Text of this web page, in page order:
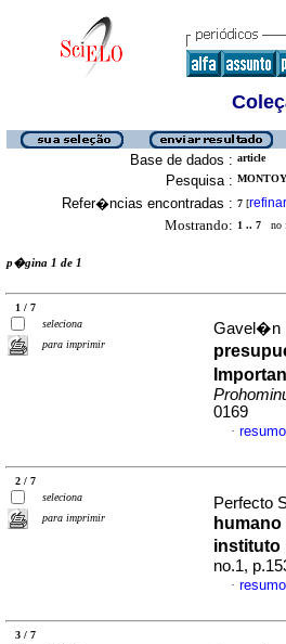
Base de dados : article
Pesquisa :
Refer�ncias encontradas : 7 [refinar
Mostrando: 1 .. 7 no
p�gina 1 de 1
1 / 7
seleciona
para imprimir
Gavel�n
0169
·
2 / 7
seleciona
para imprimir
Perfecto
no.1,
·
3 / 7